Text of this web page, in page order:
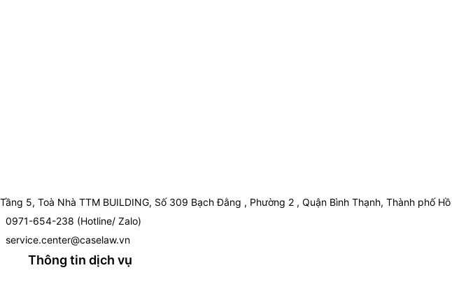
Tầng 5, Toà Nhà TTM BUILDING, Số 309 Bạch Đằng , Phường 2 , Quận Bình Thạnh, Thành phố
0971-654-238 (Hotline/ Zalo)
service.center@caselaw.vn
Thông tin dịch vụ